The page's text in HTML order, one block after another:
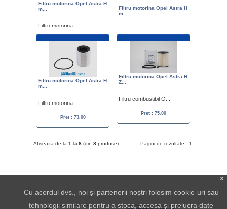
Filtru motorina Opel Astra H
m...
Filtru motorina ...
Pret : 72.00
Filtru motorina Opel Astra H
m...
Filtru motorina Opel Astra H
m...
Filtru motorina ...
Pret : 73.00
Filtru motorina Opel Astra H
Z...
Filtru combustibil O...
Pret : 75.00
Afiseaza de la 1 la 8 (din 8 produse) Pagini de rezultate: 1
x
Cu acordul dvs., noi și partenerii noștri folosim cookie-uri sau
tehnologii similare pentru a stoca, accesa și prelucra date